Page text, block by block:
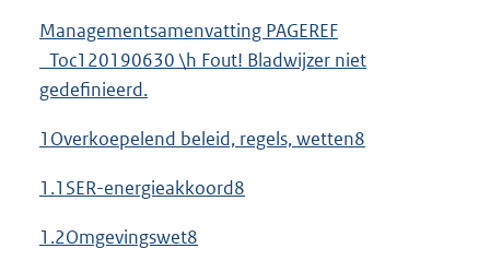
Managementsamenvatting PAGEREF
_Toc120190630 \h Fout! Bladwijzer niet
gedefinieerd.
1Overkoepelend beleid, regels, wetten8
1.1SER-energieakkoord8
1.2Omgevingswet8